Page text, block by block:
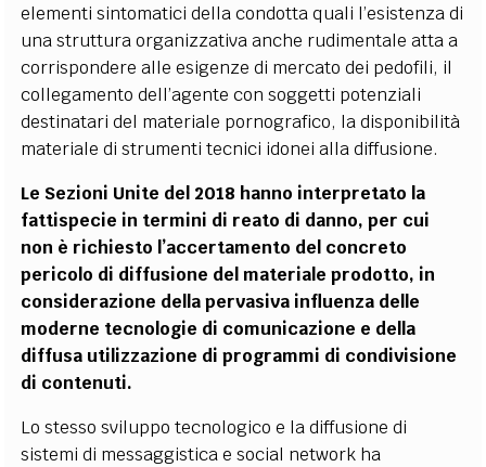
elementi sintomatici della condotta quali l’esistenza di
una struttura organizzativa anche rudimentale atta a
corrispondere alle esigenze di mercato dei pedofili, il
collegamento dell’agente con soggetti potenziali
destinatari del materiale pornografico, la disponibilità
materiale di strumenti tecnici idonei alla diffusione.
Le Sezioni Unite del 2018 hanno interpretato la
fattispecie in termini di reato di danno, per cui
non è richiesto l’accertamento del concreto
pericolo di diffusione del materiale prodotto, in
considerazione della pervasiva influenza delle
moderne tecnologie di comunicazione e della
diffusa utilizzazione di programmi di condivisione
di contenuti.
Lo stesso sviluppo tecnologico e la diffusione di
sistemi di messaggistica e social network ha